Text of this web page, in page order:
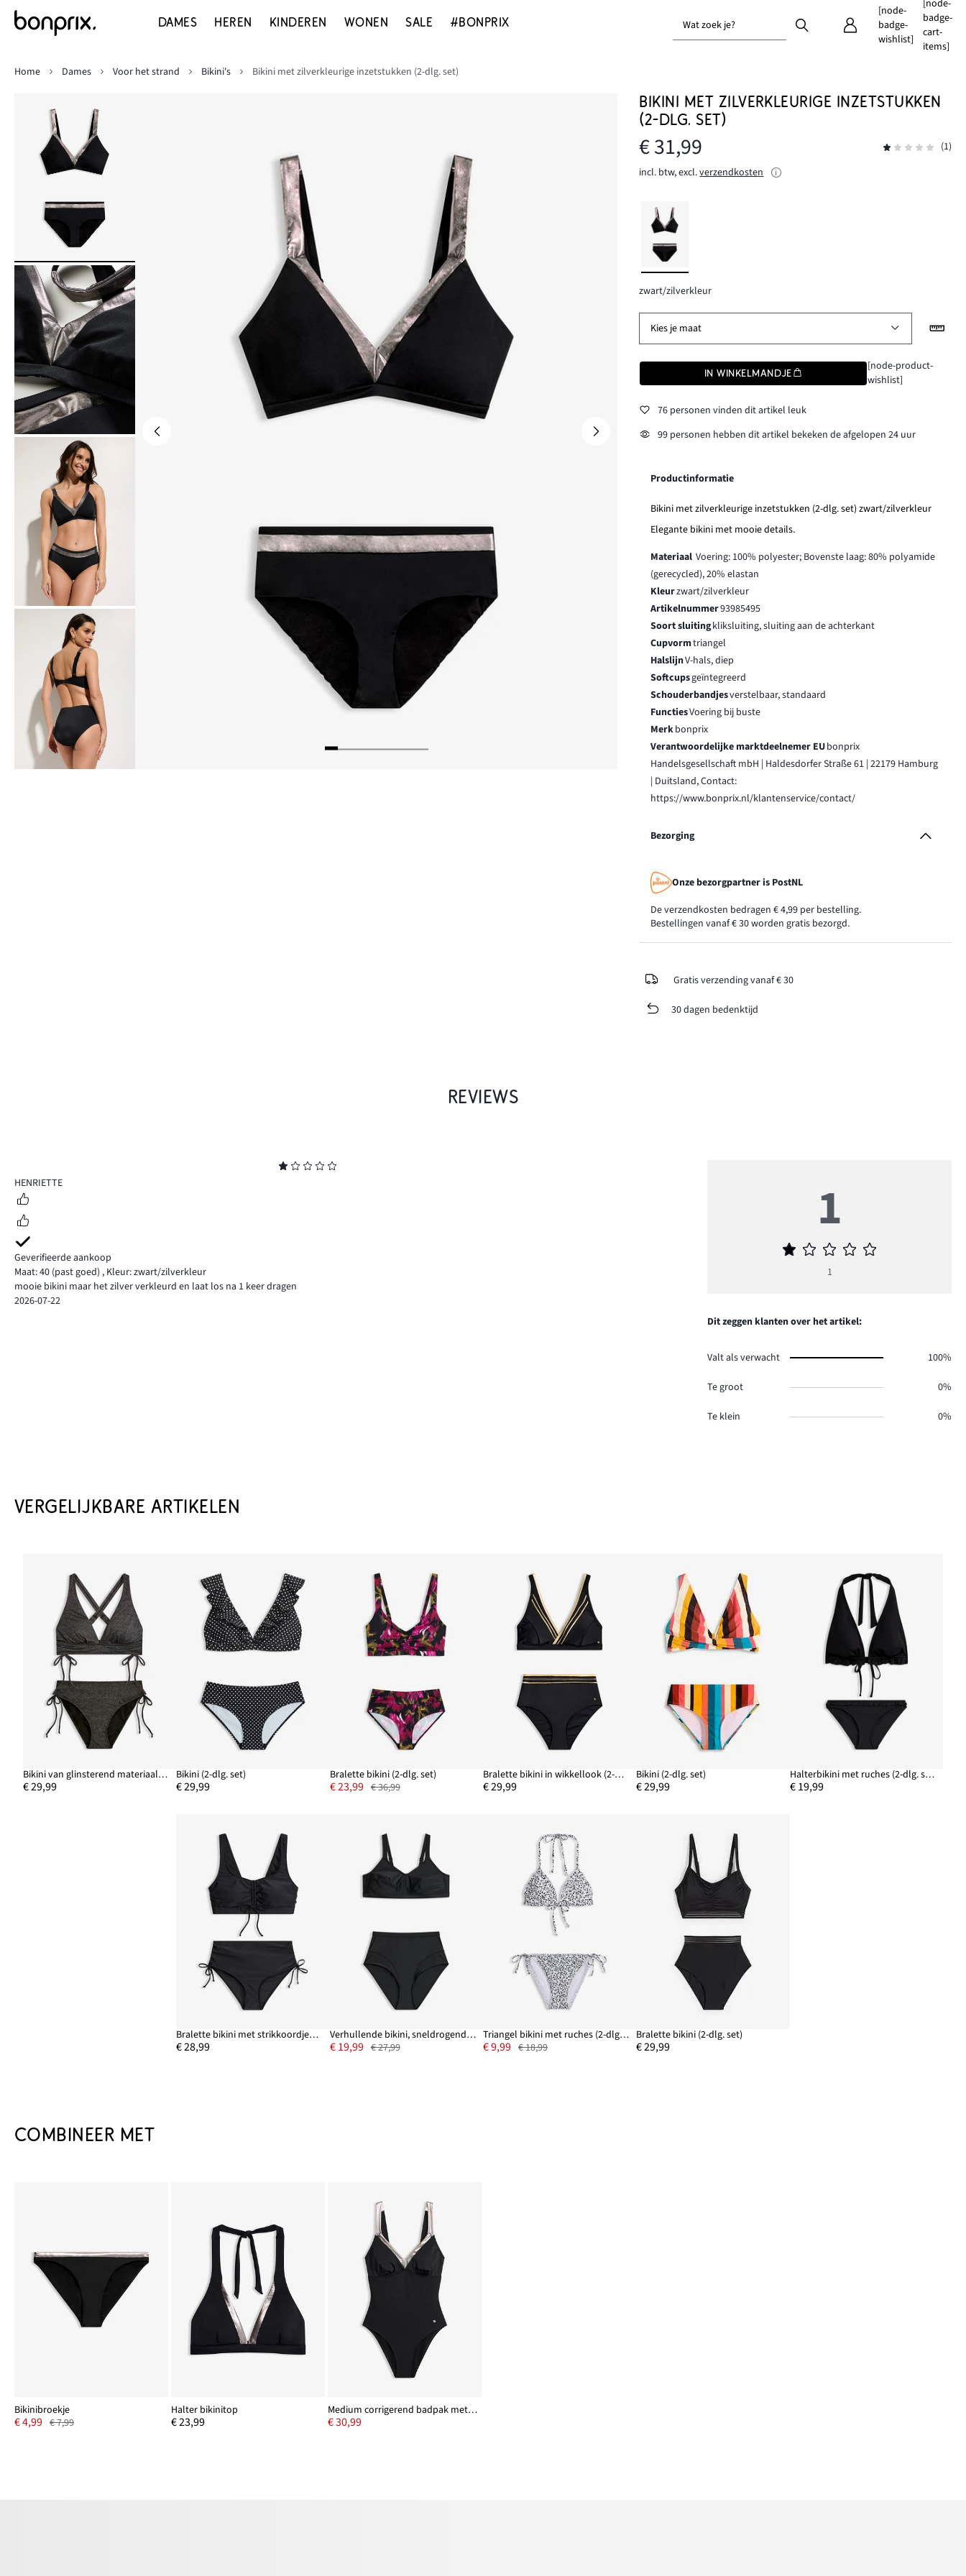
DAMES HEREN KINDEREN WONEN SALE #BONPRIX Wat zoek je?
[node-
badge-
wishlist]
[node-
badge-
cart-
items]
Home
Dames Voor het strand Bikini's Bikini met zilverkleurige inzetstukken (2-dlg. set)
BIKINI MET ZILVERKLEURIGE INZETSTUKKEN
(2-DLG. SET)
€ 31,99
(1)
incl. btw, excl.verzendkosten
zwart/zilverkleur
Kies je maat
IN WINKELMANDJE
[node-product-
wishlist]
76 personen vinden dit artikel leuk
99 personen hebben dit artikel bekeken de afgelopen 24 uur
Productinformatie
Bikini met zilverkleurige inzetstukken (2-dlg. set) zwart/zilverkleur
Elegante bikini met mooie details.
Materiaal Voering: 100% polyester; Bovenste laag: 80% polyamide
(gerecycled), 20% elastan
Kleurzwart/zilverkleur
Artikelnummer93985495
Soort sluitingkliksluiting, sluiting aan de achterkant
Cupvormtriangel
HalslijnV-hals, diep
Softcupsgeïntegreerd
Schouderbandjesverstelbaar, standaard
FunctiesVoering bij buste
Merkbonprix
Verantwoordelijke marktdeelnemer EUbonprix
Handelsgesellschaft mbH | Haldesdorfer Straße 61 | 22179 Hamburg
| Duitsland, Contact:
https://www.bonprix.nl/klantenservice/contact/
Bezorging
Onze bezorgpartner is PostNL
De verzendkosten bedragen € 4,99 per bestelling.
Bestellingen vanaf € 30 worden gratis bezorgd.
Gratis verzending vanaf € 30
30 dagen bedenktijd
REVIEWS
1
HENRIETTE
Geverifieerde aankoop
Maat: 40 (past goed) , Kleur: zwart/zilverkleur
mooie bikini maar het zilver verkleurd en laat los na 1 keer dragen
2026-07-22
1
Gemiddelde
1
1
Dit zeggen klanten over het artikel:
Valt als verwacht 100%
Te groot 0%
Te klein 0%
VERGELIJKBARE ARTIKELEN
Bikini van glinsterend materiaal (2-dlg. set)
€ 29,99
Bikini (2-dlg. set)
€ 29,99
Bralette bikini (2-dlg. set)
€ 23,99 € 36,99
Bralette bikini in wikkellook (2-dlg. set)
€ 29,99
Bikini (2-dlg. set)
€ 29,99
Halterbikini met ruches (2-dlg. set)
€ 19,99
Bralette bikini met strikkoordjes (2-dlg. set)
€ 28,99
Verhullende bikini, sneldrogend (2-dlg. set)
€ 19,99 € 27,99
Triangel bikini met ruches (2-dlg. set)
€ 9,99 € 18,99
Bralette bikini (2-dlg. set)
€ 29,99
COMBINEER MET
Bikinibroekje
€ 4,99 € 7,99
Halter bikinitop
€ 23,99
Medium corrigerend badpak met zilverkleurige details
€ 30,99